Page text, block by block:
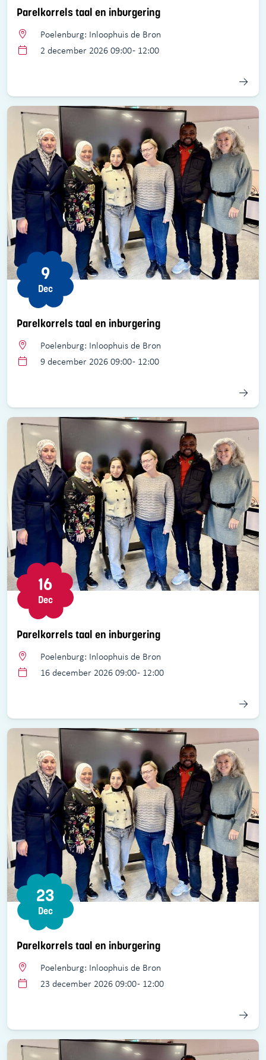
Parelkorrels taal en inburgering
Poelenburg: Inloophuis de Bron
2 december 2026 09:00 - 12:00
Parelkorrels taal en inburgering
9
Dec
Poelenburg: Inloophuis de Bron
9 december 2026 09:00 - 12:00
Parelkorrels taal en inburgering
16
Dec
Poelenburg: Inloophuis de Bron
16 december 2026 09:00 - 12:00
Parelkorrels taal en inburgering
23
Dec
Poelenburg: Inloophuis de Bron
23 december 2026 09:00 - 12:00